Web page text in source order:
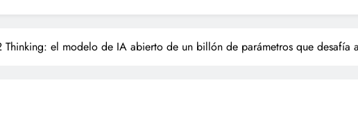
raras
Thinking: el modelo de IA abierto de un billón de parámetros que desafía